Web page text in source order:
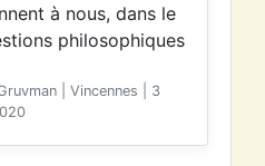
à nous, dans le
philosophiques
| Vincennes | 3